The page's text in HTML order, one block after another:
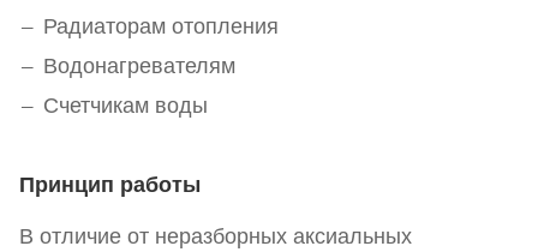
Радиаторам отопления
Водонагревателям
Счетчикам воды
Принцип работы
В отличие от неразборных аксиальных